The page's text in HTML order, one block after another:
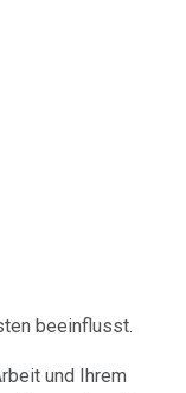
beeinflusst.
und Ihrem